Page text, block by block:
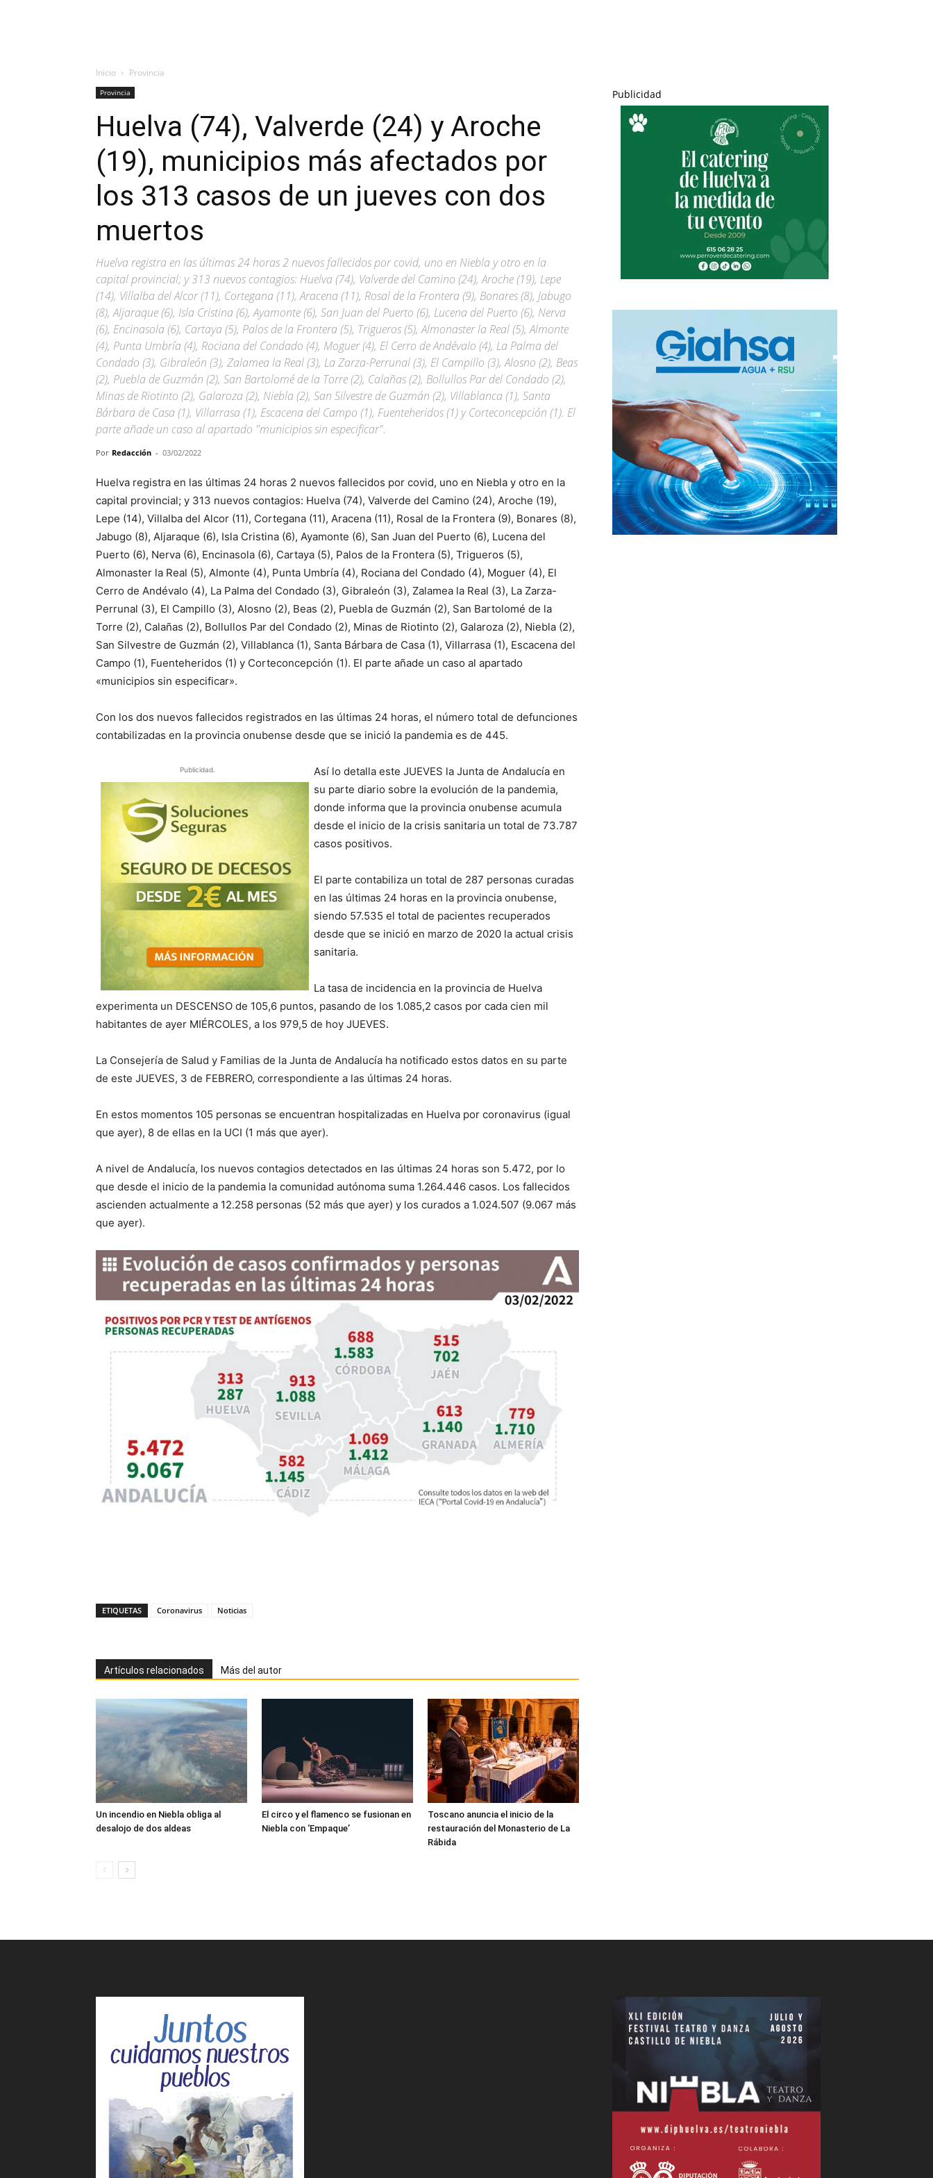
Inicio Provincia
Provincia
Huelva (74), Valverde (24) y Aroche
(19), municipios más afectados por
los 313 casos de un jueves con dos
muertos
Huelva registra en las últimas 24 horas 2 nuevos fallecidos por covid, uno en Niebla y otro en la
capital provincial; y 313 nuevos contagios: Huelva (74), Valverde del Camino (24), Aroche (19), Lepe
(14), Villalba del Alcor (11), Cortegana (11), Aracena (11), Rosal de la Frontera (9), Bonares (8), Jabugo
(8), Aljaraque (6), Isla Cristina (6), Ayamonte (6), San Juan del Puerto (6), Lucena del Puerto (6), Nerva
(6), Encinasola (6), Cartaya (5), Palos de la Frontera (5), Trigueros (5), Almonaster la Real (5), Almonte
(4), Punta Umbría (4), Rociana del Condado (4), Moguer (4), El Cerro de Andévalo (4), La Palma del
Condado (3), Gibraleón (3), Zalamea la Real (3), La Zarza-Perrunal (3), El Campillo (3), Alosno (2), Beas
(2), Puebla de Guzmán (2), San Bartolomé de la Torre (2), Calañas (2), Bollullos Par del Condado (2),
Minas de Riotinto (2), Galaroza (2), Niebla (2), San Silvestre de Guzmán (2), Villablanca (1), Santa
Bárbara de Casa (1), Villarrasa (1), Escacena del Campo (1), Fuenteheridos (1) y Corteconcepción (1). El
parte añade un caso al apartado "municipios sin especificar".
Por Redacción - 03/02/2022
Huelva registra en las últimas 24 horas 2 nuevos fallecidos por covid, uno en Niebla y otro en la
capital provincial; y 313 nuevos contagios: Huelva (74), Valverde del Camino (24), Aroche (19),
Lepe (14), Villalba del Alcor (11), Cortegana (11), Aracena (11), Rosal de la Frontera (9), Bonares (8),
Jabugo (8), Aljaraque (6), Isla Cristina (6), Ayamonte (6), San Juan del Puerto (6), Lucena del
Puerto (6), Nerva (6), Encinasola (6), Cartaya (5), Palos de la Frontera (5), Trigueros (5),
Almonaster la Real (5), Almonte (4), Punta Umbría (4), Rociana del Condado (4), Moguer (4), El
Cerro de Andévalo (4), La Palma del Condado (3), Gibraleón (3), Zalamea la Real (3), La Zarza-
Perrunal (3), El Campillo (3), Alosno (2), Beas (2), Puebla de Guzmán (2), San Bartolomé de la
Torre (2), Calañas (2), Bollullos Par del Condado (2), Minas de Riotinto (2), Galaroza (2), Niebla (2),
San Silvestre de Guzmán (2), Villablanca (1), Santa Bárbara de Casa (1), Villarrasa (1), Escacena del
Campo (1), Fuenteheridos (1) y Corteconcepción (1). El parte añade un caso al apartado
«municipios sin especificar».
Con los dos nuevos fallecidos registrados en las últimas 24 horas, el número total de defunciones
contabilizadas en la provincia onubense desde que se inició la pandemia es de 445.
Publicidad.
Así lo detalla este JUEVES la Junta de Andalucía en
su parte diario sobre la evolución de la pandemia,
donde informa que la provincia onubense acumula
desde el inicio de la crisis sanitaria un total de 73.787
casos positivos.
El parte contabiliza un total de 287 personas curadas
en las últimas 24 horas en la provincia onubense,
siendo 57.535 el total de pacientes recuperados
desde que se inició en marzo de 2020 la actual crisis
sanitaria.
La tasa de incidencia en la provincia de Huelva
experimenta un DESCENSO de 105,6 puntos, pasando de los 1.085,2 casos por cada cien mil
habitantes de ayer MIÉRCOLES, a los 979,5 de hoy JUEVES.
La Consejería de Salud y Familias de la Junta de Andalucía ha notificado estos datos en su parte
de este JUEVES, 3 de FEBRERO, correspondiente a las últimas 24 horas.
En estos momentos 105 personas se encuentran hospitalizadas en Huelva por coronavirus (igual
que ayer), 8 de ellas en la UCI (1 más que ayer).
A nivel de Andalucía, los nuevos contagios detectados en las últimas 24 horas son 5.472, por lo
que desde el inicio de la pandemia la comunidad autónoma suma 1.264.446 casos. Los fallecidos
ascienden actualmente a 12.258 personas (52 más que ayer) y los curados a 1.024.507 (9.067 más
que ayer).
ETIQUETAS Coronavirus Noticias
Artículos relacionados Más del autor
Un incendio en Niebla obliga al
desalojo de dos aldeas
El circo y el flamenco se fusionan en
Niebla con ‘Empaque’
Toscano anuncia el inicio de la
restauración del Monasterio de La
Rábida
Publicidad